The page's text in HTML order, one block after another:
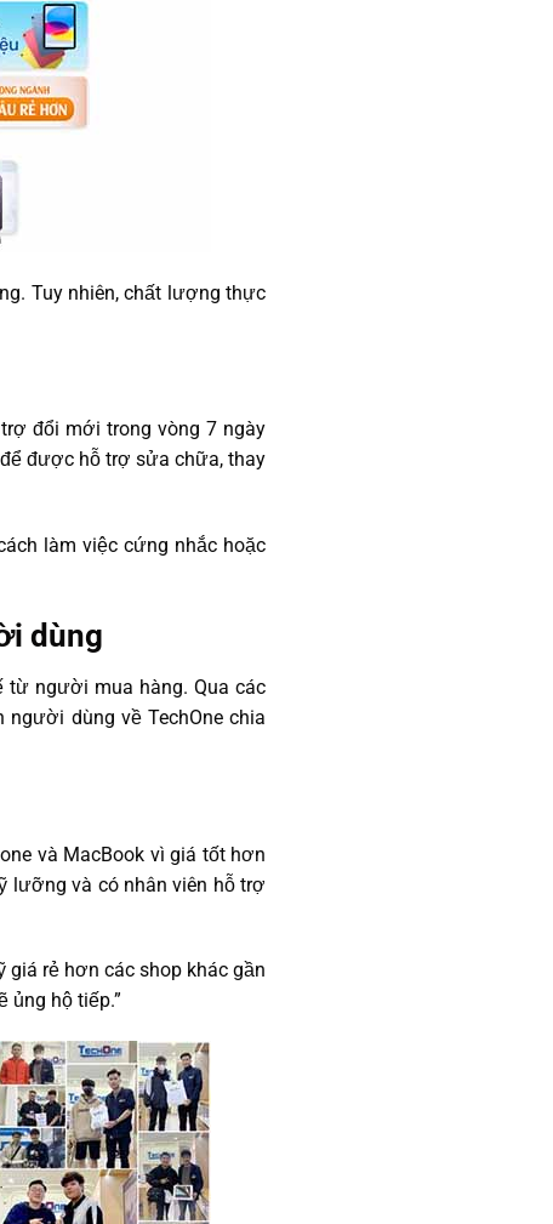
Tuy nhiên, chất lượng thực
đổi mới trong vòng 7 ngày
được hỗ trợ sửa chữa, thay
làm việc cứng nhắc hoặc
dùng
từ người mua hàng. Qua các
người dùng về TechOne chia
và MacBook vì giá tốt hơn
lưỡng và có nhân viên hỗ trợ
giá rẻ hơn các shop khác gần
ủng hộ tiếp.”